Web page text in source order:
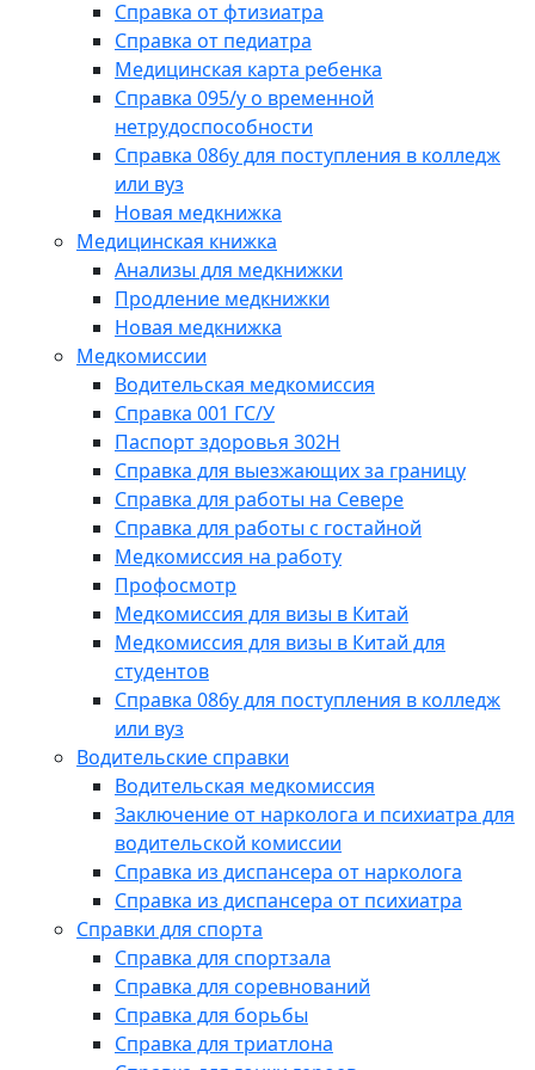
Справка от фтизиатра
Справка от педиатра
Медицинская карта ребенка
Справка 095/у о временной
нетрудоспособности
Справка 086у для поступления в колледж
или вуз
Новая медкнижка
Медицинская книжка
Анализы для медкнижки
Продление медкнижки
Новая медкнижка
Медкомиссии
Водительская медкомиссия
Справка 001 ГС/У
Паспорт здоровья 302Н
Справка для выезжающих за границу
Справка для работы на Севере
Справка для работы с гостайной
Медкомиссия на работу
Профосмотр
Медкомиссия для визы в Китай
Медкомиссия для визы в Китай для
студентов
Справка 086у для поступления в колледж
или вуз
Водительские справки
Водительская медкомиссия
Заключение от нарколога и психиатра для
водительской комиссии
Справка из диспансера от нарколога
Справка из диспансера от психиатра
Справки для спорта
Справка для спортзала
Справка для соревнований
Справка для борьбы
Справка для триатлона